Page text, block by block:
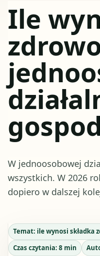
Ile
W jednoosobowej
wszystkich. W 2026
dopiero w dalszej
Temat: ile wynosi składka
Czas czytania: 8 min